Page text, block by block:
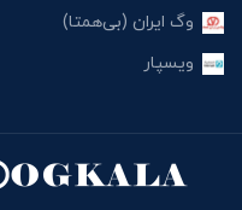
وگ ایران (بی‌همتا)
ویسپار